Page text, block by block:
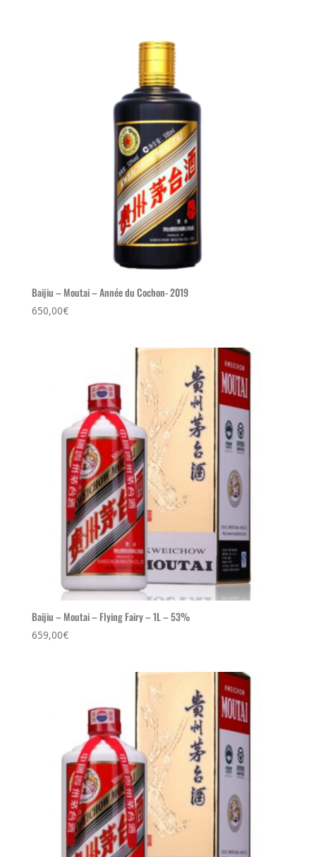
Baijiu – Moutai – Année du Cochon- 2019
650,00€
Baijiu – Moutai – Flying Fairy – 1L – 53%
659,00€